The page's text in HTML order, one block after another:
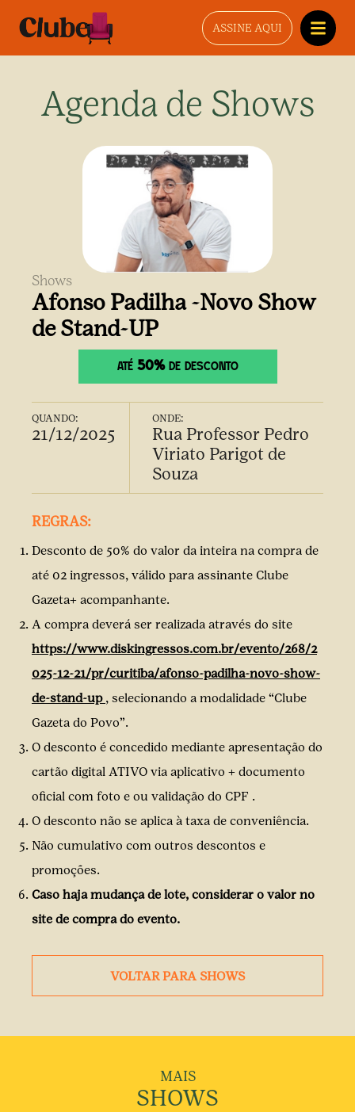
ASSINE AQUI
Agenda de Shows
Shows
Afonso Padilha -Novo Show
de Stand-UP
ATÉ 50%DE DESCONTO
QUANDO:
21/12/2025
ONDE:
Rua Professor Pedro
Viriato Parigot de
Souza
REGRAS:
Desconto de 50% do valor da inteira na compra de
até 02 ingressos, válido para assinante Clube
Gazeta+ acompanhante.
A compra deverá ser realizada através do site
https://www.diskingressos.com.br/evento/268/2
025-12-21/pr/curitiba/afonso-padilha-novo-show-
de-stand-up , selecionando a modalidade “Clube
Gazeta do Povo”.
O desconto é concedido mediante apresentação do
cartão digital ATIVO via aplicativo + documento
oficial com foto e ou validação do CPF .
O desconto não se aplica à taxa de conveniência.
Não cumulativo com outros descontos e
promoções.
Caso haja mudança de lote, considerar o valor no
site de compra do evento.
VOLTAR PARA SHOWS
MAIS
SHOWS